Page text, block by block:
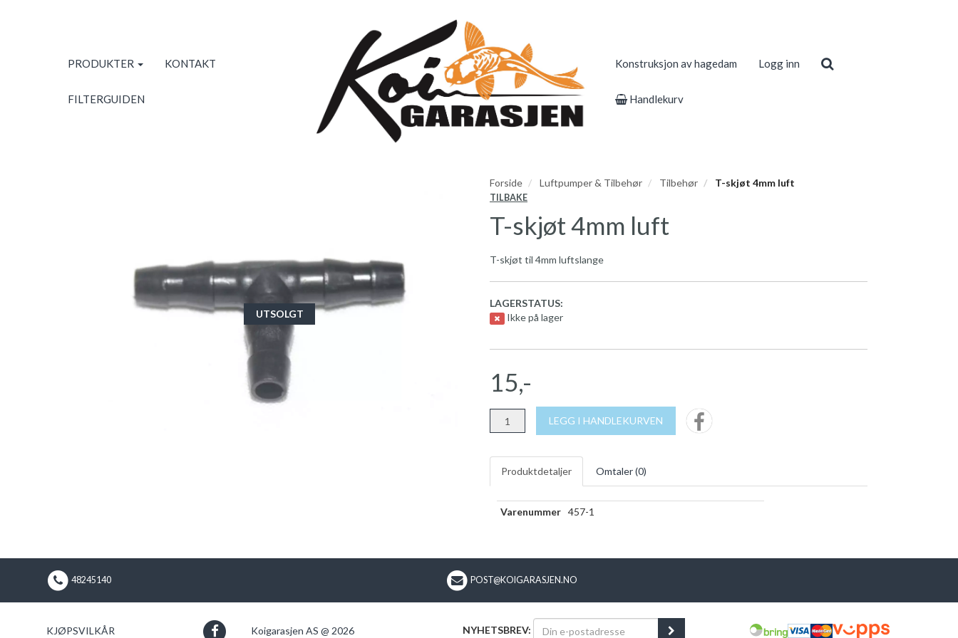
PRODUKTER KONTAKT
FILTERGUIDEN
Konstruksjon av hagedam Logg inn
Handlekurv
UTSOLGT
Forside Luftpumper & Tilbehør Tilbehør T-skjøt 4mm luft
TILBAKE
T-skjøt 4mm luft
T-skjøt til 4mm luftslange
LAGERSTATUS:
Ikke på lager
15,-
LEGG I HANDLEKURVEN
Produktdetaljer Omtaler (0)
Varenummer 457-1
48245140 POST@KOIGARASJEN.NO
KJØPSVILKÅR Koigarasjen AS @ 2026 NYHETSBREV: